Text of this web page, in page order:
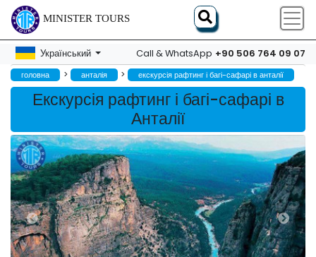
MINISTER TOURS
Український Call & WhatsApp +90 506 764 09 07
головна > анталія > екскурсія рафтинг і багі-сафарі в анталії
Екскурсія рафтинг і багі-сафарі в
Анталії